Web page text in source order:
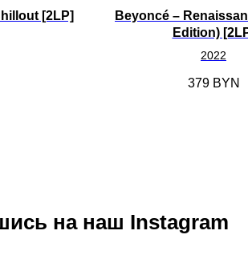
[2LP]
Beyoncé –
Edition)
2022
379 BYN
на наш Instagram